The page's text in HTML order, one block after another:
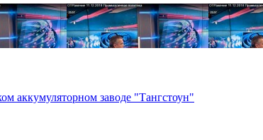
аккумуляторном заводе "Тангстоун"